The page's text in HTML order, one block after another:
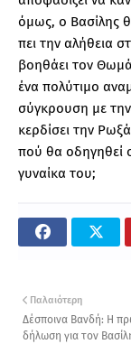
όμως, ο Βασίλης
πει την αλήθεια
βοηθάει τον
ένα πολύτιμο
σύγκρουση με
κερδίσει την
πού θα οδηγηθεί
γυναίκα του;
Παλαιότερη
Δέσποινα Βανδή: Η
δήλωση για τον